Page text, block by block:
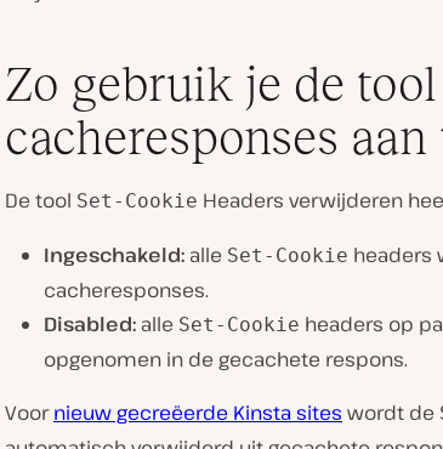
Zo gebruik je de
cacheresponses aan
De tool Set-Cookie Headers verwijderen
Ingeschakeld: alle Set-Cookie headers
cacheresponses.
Disabled: alle Set-Cookie headers op
opgenomen in de gecachete respons.
Voornieuw gecreëerde Kinsta sites wordt de